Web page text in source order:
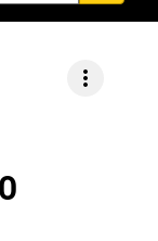
more_vert